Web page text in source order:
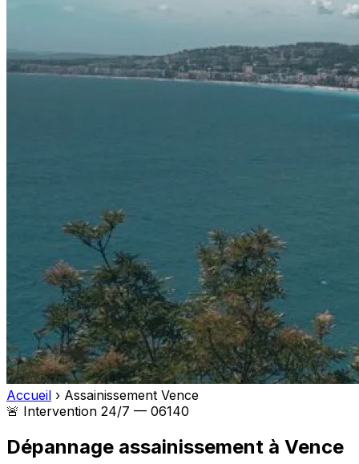
Accueil › Assainissement Vence
🚨 Intervention 24/7 — 06140
Dépannage assainissement à Vence